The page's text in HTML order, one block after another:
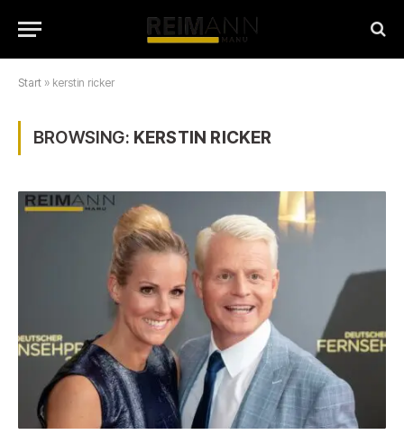
Start » kerstin ricker
BROWSING: KERSTIN RICKER